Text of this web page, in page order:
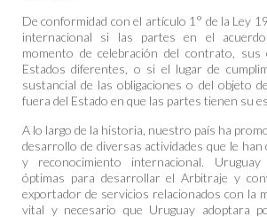
De conformidad con el artículo 1° de la Ley
internacional si las partes en el
momento de celebración del contrato, sus
Estados diferentes, o si el lugar de
sustancial de las obligaciones o del objeto
fuera del Estado en que las partes tienen su
A lo largo de la historia, nuestro país ha
desarrollo de diversas actividades que le
y reconocimiento internacional. Uruguay
óptimas para desarrollar el Arbitraje y
exportador de servicios relacionados con la
vital y necesario que Uruguay adoptara